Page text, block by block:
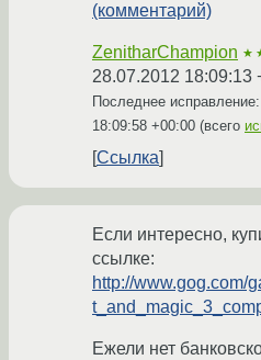
(комментарий)
ZenitharChampion
28.07.2012 18:09:13
Последнее
18:09:58 +00:00 (всего
Ссылка
Если интересно,
ссылке:
http://www.gog.com/
Ежели нет